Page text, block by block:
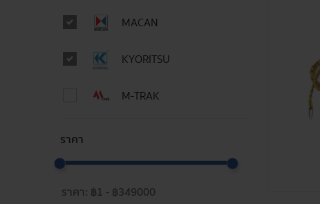
MACAN
KYORITSU
M-TRAK
ราคา